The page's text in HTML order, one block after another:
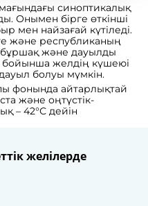
синоптикалық
Онымен бірге өткінші
мен найзағай күтіледі.
және республиканың
және дауылды
желдің күшеюі
дауыл болуы мүмкін.
фонында айтарлықтай
және оңтүстік-
– 42°С дейін
желілерде